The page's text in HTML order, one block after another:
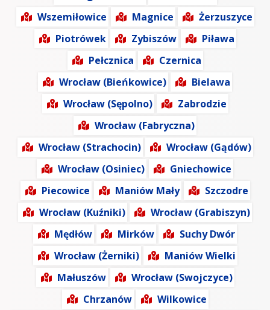
Wszemiłowice
Magnice
Żerzuszyce
Piotrówek
Zybiszów
Piława
Pełcznica
Czernica
Wrocław (Bieńkowice)
Bielawa
Wrocław (Sępolno)
Zabrodzie
Wrocław (Fabryczna)
Wrocław (Strachocin)
Wrocław (Gądów)
Wrocław (Osiniec)
Gniechowice
Piecowice
Maniów Mały
Szczodre
Wrocław (Kuźniki)
Wrocław (Grabiszyn)
Mędłów
Mirków
Suchy Dwór
Wrocław (Żerniki)
Maniów Wielki
Małuszów
Wrocław (Swojczyce)
Chrzanów
Wilkowice